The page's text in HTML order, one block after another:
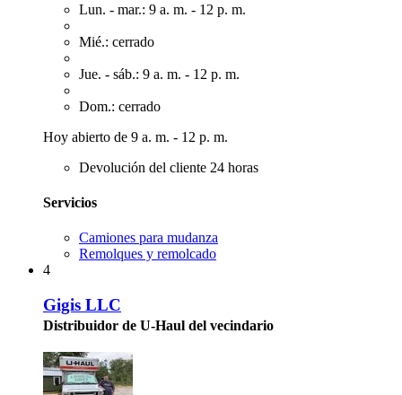
Lun. - mar.: 9 a. m. - 12 p. m.
Mié.: cerrado
Jue. - sáb.: 9 a. m. - 12 p. m.
Dom.: cerrado
Hoy abierto de 9 a. m. - 12 p. m.
Devolución del cliente 24 horas
Servicios
Camiones para mudanza
Remolques y remolcado
4
Gigis LLC
Distribuidor de U-Haul del vecindario